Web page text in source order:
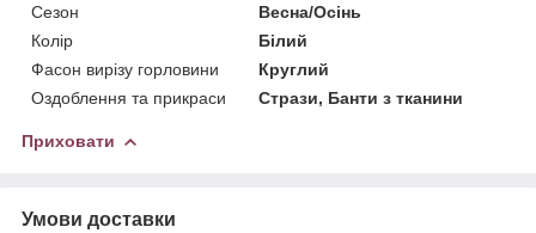
Сезон
Весна/Осінь
Колір
Білий
Фасон вирізу горловини
Круглий
Оздоблення та прикраси
Стрази, Банти з тканини
Приховати
Умови доставки